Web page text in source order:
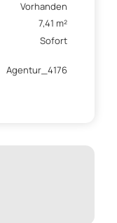
Vorhanden
7,41 m²
Sofort
Agentur_4176